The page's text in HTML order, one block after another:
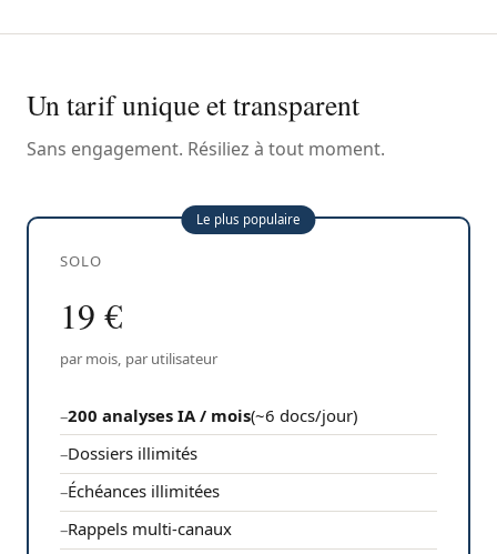
Un tarif unique et transparent
Sans engagement. Résiliez à tout moment.
Le plus populaire
SOLO
19 €
par mois, par utilisateur
200 analyses IA / mois(~6 docs/jour)
Dossiers illimités
Échéances illimitées
Rappels multi-canaux